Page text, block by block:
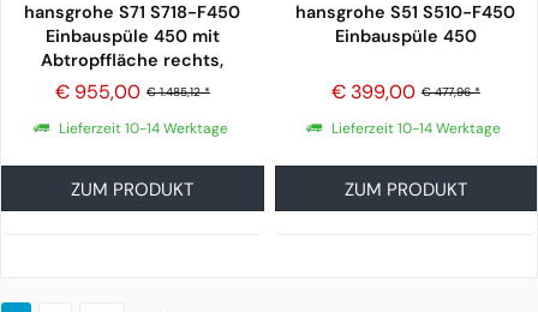
hansgrohe S71 S718-F450
Einbauspüle 450 mit
Abtropffläche rechts,
edelstahl€ 1.485,12 *
€ 955,00
Lieferzeit 10-14 Werktage
ZUM PRODUKT
hansgrohe S51 S510-F450
Einbauspüle 450
€ 477,96 *
€ 399,00
Lieferzeit 10-14 Werktage
ZUM PRODUKT